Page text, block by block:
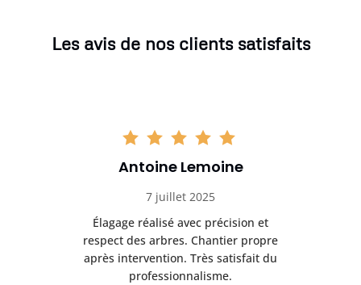
Les avis de nos clients satisfaits
Antoine Lemoine
7 juillet 2025
Élagage réalisé avec précision et
respect des arbres. Chantier propre
après intervention. Très satisfait du
professionnalisme.